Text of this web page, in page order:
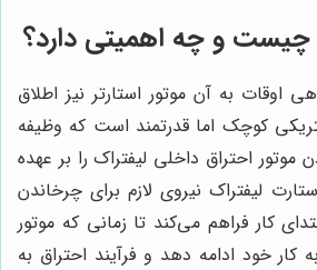
چیست و چه اهمیتی دارد؟
اوقات به آن موتور استارتر نیز اطلاق
کوچک اما قدرتمند است که وظیفه
احتراق داخلی لیفتراک را بر عهده
لیفتراک نیروی لازم برای چرخاندن
کار فراهم می‌کند تا زمانی که موتور
کار خود ادامه دهد و فرآیند احتراق به